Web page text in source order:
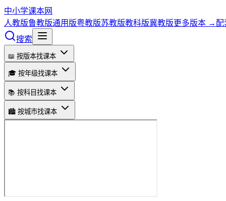
中小学课本网
人教版鲁教版通用版粤教版苏教版教科版冀教版更多版本 → 配
搜索
📖 按版本找课本
🎓 按年级找课本
📚 按科目找课本
🏙️ 按城市找课本